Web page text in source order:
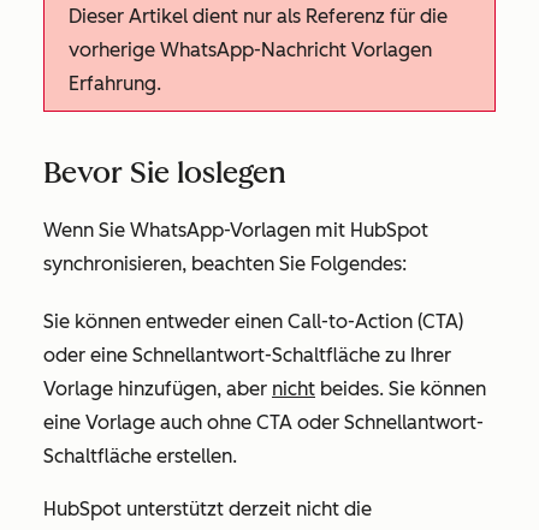
Dieser Artikel dient nur als Referenz für die
vorherige WhatsApp-Nachricht Vorlagen
Erfahrung.
Bevor Sie loslegen
Wenn Sie WhatsApp-Vorlagen mit HubSpot
synchronisieren, beachten Sie Folgendes:
Sie können entweder einen Call-to-Action (CTA)
oder eine Schnellantwort-Schaltfläche zu Ihrer
Vorlage hinzufügen, aber nicht beides. Sie können
eine Vorlage auch ohne CTA oder Schnellantwort-
Schaltfläche erstellen.
HubSpot unterstützt derzeit nicht die